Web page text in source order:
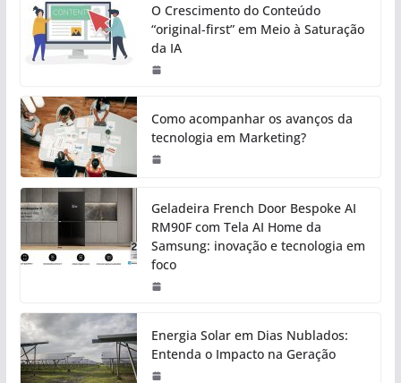
O Crescimento do Conteúdo
“original-first” em Meio à Saturação
da IA
Como acompanhar os avanços da
tecnologia em Marketing?
Geladeira French Door Bespoke AI
RM90F com Tela AI Home da
Samsung: inovação e tecnologia em
foco
Energia Solar em Dias Nublados:
Entenda o Impacto na Geração